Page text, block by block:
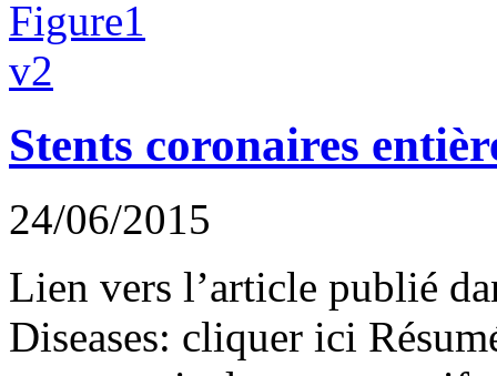
Stents coronaires
24/06/2015
Lien vers l’article publié
Diseases: cliquer ici